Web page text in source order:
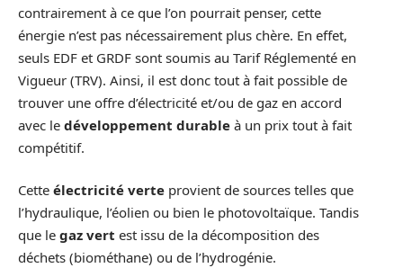
contrairement à ce que l’on pourrait penser, cette
énergie n’est pas nécessairement plus chère. En effet,
seuls EDF et GRDF sont soumis au Tarif Réglementé en
Vigueur (TRV). Ainsi, il est donc tout à fait possible de
trouver une offre d’électricité et/ou de gaz en accord
avec le développement durable à un prix tout à fait
compétitif.
Cette électricité verte provient de sources telles que
l’hydraulique, l’éolien ou bien le photovoltaïque. Tandis
que le gaz vert est issu de la décomposition des
déchets (biométhane) ou de l’hydrogénie.